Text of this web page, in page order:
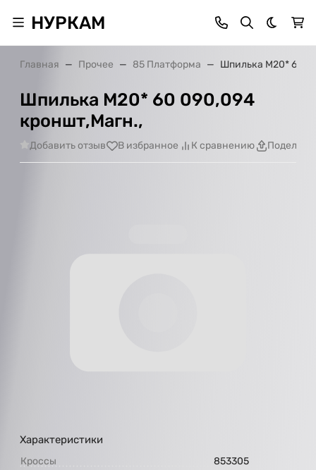
НУРКАМ Темная
Главная Прочее 85 Платформа Шпилька М20* 60
Шпилька М20* 60 090,094
кроншт,Магн.,
Добавить отзыв В избранное К сравнению
Характеристики
Кроссы
853305